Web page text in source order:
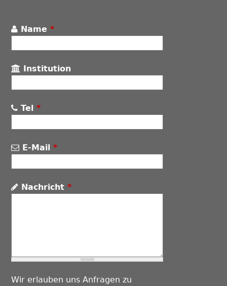
Name*
Institution
Tel*
E-Mail*
Nachricht*
Wir erlauben uns Anfragen zu